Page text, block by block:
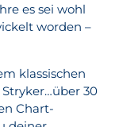
es sei wohl
worden –
klassischen
30
Chart-